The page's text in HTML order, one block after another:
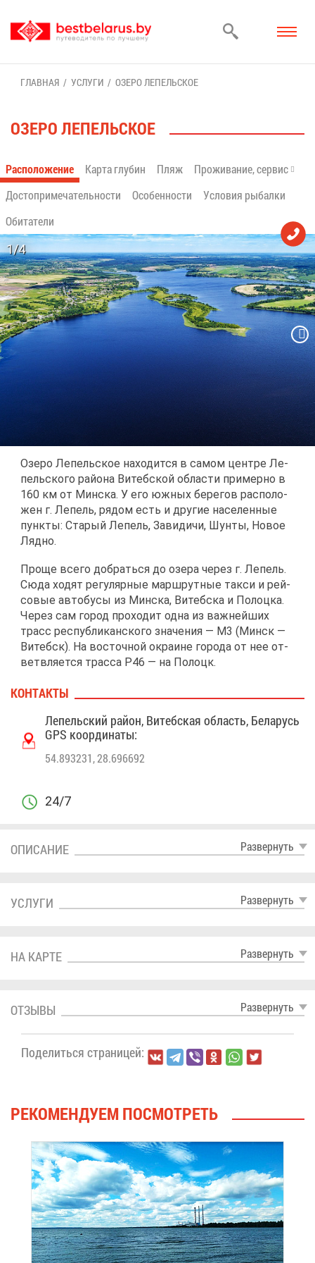
ГЛАВ­НАЯ УСЛУ­ГИ ОЗЕ­РО ЛЕ­ПЕЛЬ­СКОЕ
ОЗЕ­РО ЛЕ­ПЕЛЬ­СКОЕ
Рас­по­ло­же­ние Кар­та глу­бин Пляж
Про­жи­ва­ние, сер­вис
До­сто­при­ме­ча­тель­но­сти
Осо­бен­но­сти
Усло­вия ры­бал­ки
Оби­та­те­ли
Озе­ро Ле­пель­ское на­хо­дит­ся в са­мом цен­тре Ле­
пель­ско­го рай­о­на Ви­теб­ской об­ла­сти при­мер­но в
160 км от Мин­ска. У его юж­ных бе­ре­гов рас­по­ло­
жен г. Ле­пель, ря­дом есть и дру­гие на­се­лен­ные
пунк­ты: Ста­рый Ле­пель, За­ви­ди­чи, Шун­ты, Но­вое
Ляд­но.
Про­ще все­го до­брать­ся до озе­ра че­рез г. Ле­пель.
Сю­да хо­дят ре­гу­ляр­ные марш­рут­ные так­си и рей­
со­вые ав­то­бу­сы из Мин­ска, Ви­теб­ска и По­лоц­ка.
Че­рез сам го­род про­хо­дит од­на из важ­ней­ших
трасс рес­пуб­ли­кан­ско­го зна­че­ния — М3 (Минск —
Ви­тебск). На во­сточ­ной окра­ине го­ро­да от нее от­
ветв­ля­ет­ся трас­са Р46 — на По­лоцк.
1/4
КОН­ТАК­ТЫ
Ле­пель­ский рай­он, Ви­теб­ская об­ласть, Бе­ла­русь
GPS ко­ор­ди­на­ты:
54.893231, 28.696692
24/7
Раз­вер­нуть
ОПИ­СА­НИЕ
Раз­вер­нуть
УСЛУ­ГИ
Раз­вер­нуть
НА КАР­ТЕ
Раз­вер­нуть
ОТ­ЗЫ­ВЫ
По­де­лить­ся стра­ни­цей:
РЕ­КО­МЕН­ДУ­ЕМ ПО­СМОТ­РЕТЬ